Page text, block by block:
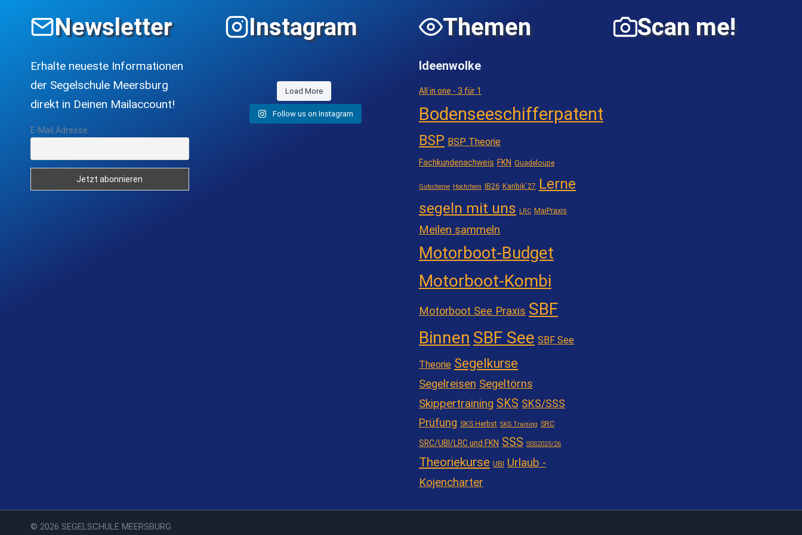
Newsletter
Erhalte neueste Informationen
der Segelschule Meersburg
direkt in Deinen Mailaccount!
E-Mail Adresse
Instagram
Load More
Follow us on Instagram
Themen
Ideenwolke
All in one - 3 für 1
Bodenseeschifferpatent
BSP BSP Theorie
Fachkundenachweis FKN Guadeloupe
Gutscheine Hochrhein IB26 Karibik`27 Lerne
segeln mit uns
LRC MaiPraxis
Meilen sammeln
Motorboot-Budget
Motorboot-Kombi
Motorboot See Praxis SBF
Binnen SBF See SBF See
Theorie Segelkurse
Segelreisen Segeltörns
Skippertraining SKS SKS/SSS
Prüfung SKS Herbst SKS Training SRC
SRC/UBI/LRC und FKN SSS SSS2025/26
Theoriekurse UBI Urlaub -
Kojencharter
Scan me!
© 2026 SEGELSCHULE MEERSBURG